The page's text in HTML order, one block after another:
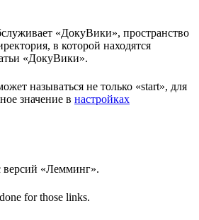
«ДокуВики», пространство
в которой находятся
«ДокуВики».
называться не только «start», для
значение в настройках
версий «Лемминг».
for those links.